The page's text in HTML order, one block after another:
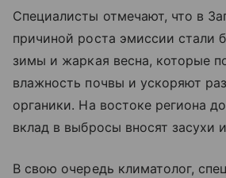
Специалисты отмечают, что в
причиной роста эмиссии стали
зимы и жаркая весна, которые
влажность почвы и ускоряют
органики. На востоке региона
вклад в выбросы вносят засухи
В свою очередь климатолог,